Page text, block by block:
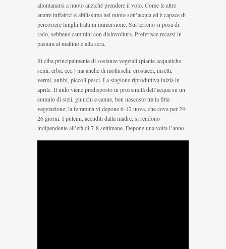
allontanarsi a nuoto anziché prendere il volo. Come le altre
anatre tuffatrici è abilissima nel nuoto sott’acqua ed è capace di
percorrere lunghi tratti in immersione. Sul terreno si posa di
rado, sebbene cammini con disinvoltura. Preferisce recarsi in
pastura al mattino e alla sera.
Si ciba principalmente di sostanze vegetali (piante acquatiche,
semi, erba, ecc.) ma anche di molluschi, crostacei, insetti,
vermi, anfibi, piccoli pesci. La stagione riproduttiva inizia in
aprile. Il nido viene predisposto in prossimità dell’acqua su un
cumulo di steli, giunchi e canne, ben nascosto tra la fitta
vegetazione; la femmina vi depone 6-12 uova, che cova per 24-
26 giorni. I pulcini, accuditi dalla madre, si rendono
indipendente all’età di 7-8 settimane. Depone una volta l’anno.